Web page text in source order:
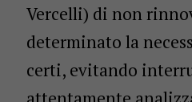
Vercelli) di non
determinato la
certi, evitando